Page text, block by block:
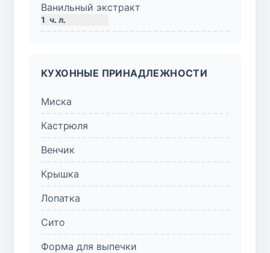
Ванильный экстракт
1 ч. л.
КУХОННЫЕ ПРИНАДЛЕЖНОСТИ
Миска
Кастрюля
Венчик
Крышка
Лопатка
Сито
Форма для выпечки